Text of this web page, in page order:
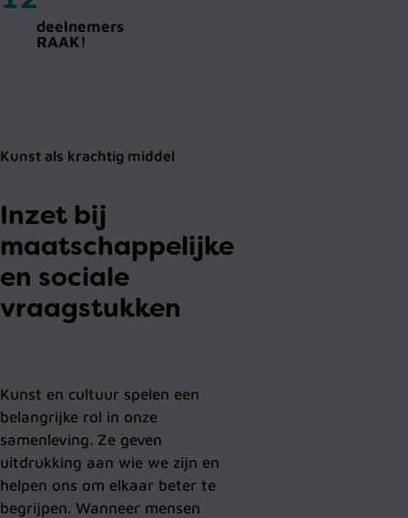
deelnemers
RAAK!
Inzet bij
maatschappelijke
en sociale
vraagstukken
Kunst als krachtig middel
Kunst en cultuur spelen een
belangrijke rol in onze
samenleving. Ze geven
uitdrukking aan wie we zijn en
helpen ons om elkaar beter te
begrijpen. Wanneer mensen